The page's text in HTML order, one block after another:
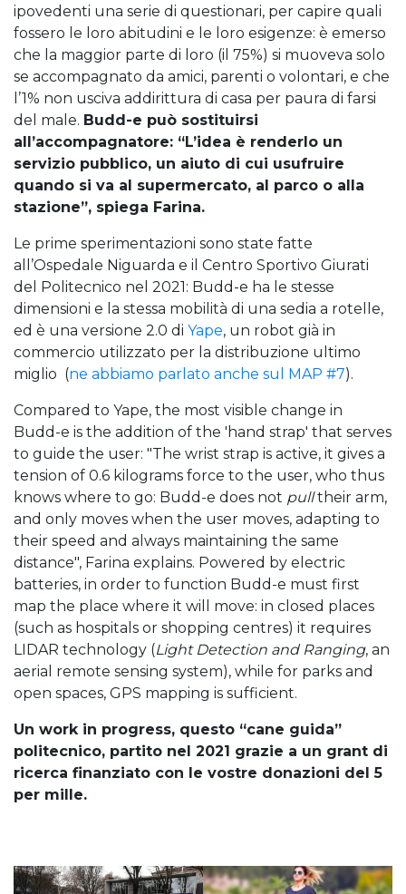
ipovedenti una serie di questionari, per capire quali
fossero le loro abitudini e le loro esigenze: è emerso
che la maggior parte di loro (il 75%) si muoveva solo
se accompagnato da amici, parenti o volontari, e che
l’1% non usciva addirittura di casa per paura di farsi
del male. Budd-e può sostituirsi
all’accompagnatore: “L’idea è renderlo un
servizio pubblico, un aiuto di cui usufruire
quando si va al supermercato, al parco o alla
stazione”, spiega Farina.
Le prime sperimentazioni sono state fatte
all’Ospedale Niguarda e il Centro Sportivo Giurati
del Politecnico nel 2021: Budd-e ha le stesse
dimensioni e la stessa mobilità di una sedia a rotelle,
ed è una versione 2.0 di Yape, un robot già in
commercio utilizzato per la distribuzione ultimo
miglio (ne abbiamo parlato anche sul MAP #7).
Compared to Yape, the most visible change in
Budd-e is the addition of the 'hand strap' that serves
to guide the user: "The wrist strap is active, it gives a
tension of 0.6 kilograms force to the user, who thus
knows where to go: Budd-e does not pulltheir arm,
and only moves when the user moves, adapting to
their speed and always maintaining the same
distance", Farina explains. Powered by electric
batteries, in order to function Budd-e must first
map the place where it will move: in closed places
(such as hospitals or shopping centres) it requires
LIDAR technology (Light Detection and Ranging, an
aerial remote sensing system), while for parks and
open spaces, GPS mapping is sufficient.
Un work in progress, questo “cane guida”
politecnico, partito nel 2021 grazie a un grant di
ricerca finanziato con le vostre donazioni del 5
per mille.